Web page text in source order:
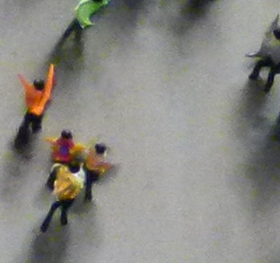
Protección
Protección De La Salud
PSOE
Reactivación Económica
SARS-CoV-2
Sistema Nacional De Salud
UGT
Unidas Podemos
Universidades